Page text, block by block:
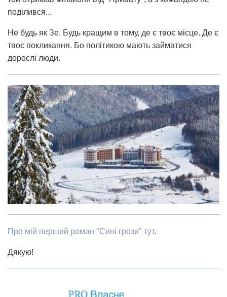
поділився...
Не будь як Зе. Будь кращим в тому, де є твоє місце. Де є
твоє покликання. Бо політикою мають займатися
дорослі люди.
Про мій перший роман "Сині грози" тут.
Дякую!